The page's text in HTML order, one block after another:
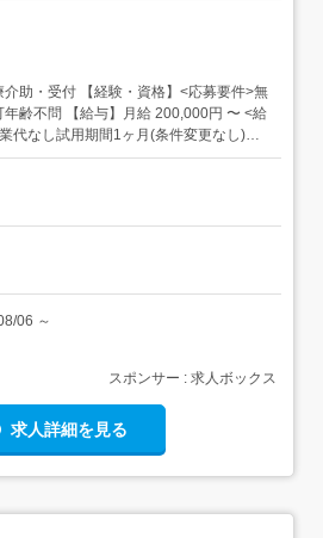
介助・受付 【経験・資格】<応募要件>無
年齢不問 【給与】月給 200,000円 〜 <給
代なし試用期間1ヶ月(条件変更なし)
【勤務地】千葉県君津市八重原172-
ら車で9分 【雇用形態】正職員 【勤務
06 ～
スポンサー : 求人ボックス
求人詳細を見る